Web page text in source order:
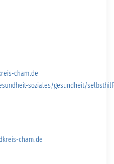
cham.de
soziales/gesundheit/
cham.de